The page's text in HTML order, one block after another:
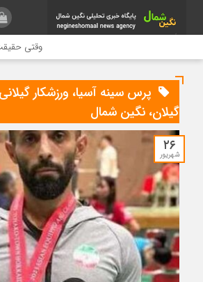
وقتی
پرس سینه آسیا، ورزشکار
گیلان، نگین شمال
۲۶
شهریور